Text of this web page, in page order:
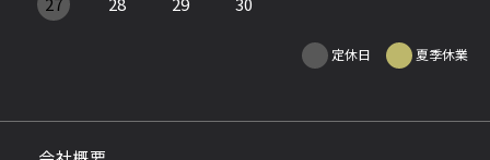
定休日 夏季休業